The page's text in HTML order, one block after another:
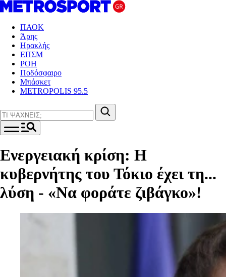
ΠΑΟΚ
Άρης
Ηρακλής
ΕΠΣΜ
ΡΟΗ
Ποδόσφαιρο
Μπάσκετ
METROPOLIS 95.5
Ενεργειακή κρίση: Η
κυβερνήτης του Τόκιο έχει τη...
λύση - «Να φοράτε ζιβάγκο»!